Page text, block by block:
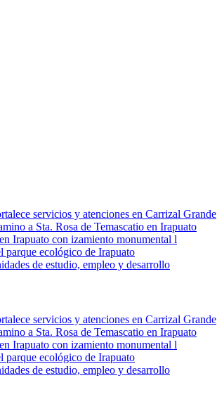
servicios y atenciones en Carrizal Grande
a Sta. Rosa de Temascatio en Irapuato
Irapuato con izamiento monumental l
parque ecológico de Irapuato
de estudio, empleo y desarrollo
servicios y atenciones en Carrizal Grande
a Sta. Rosa de Temascatio en Irapuato
Irapuato con izamiento monumental l
parque ecológico de Irapuato
de estudio, empleo y desarrollo